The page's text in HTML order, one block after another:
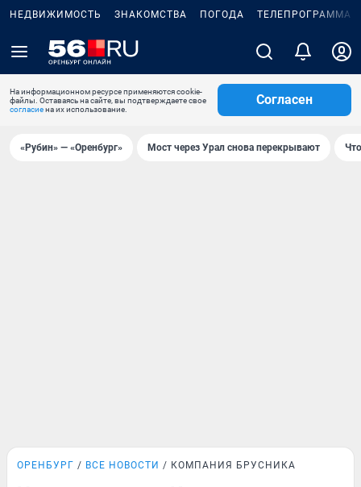
НЕДВИЖИМОСТЬ ЗНАКОМСТВА ПОГОДА ТЕЛЕПРОГРАММА
На информационном ресурсе применяются cookie-
файлы. Оставаясь на сайте, вы подтверждаете свое
согласиена их использование.
Согласен
«Рубин» — «Оренбург» Мост через Урал снова перекрывают
ОРЕНБУРГ ВСЕ НОВОСТИ КОМПАНИЯ БРУСНИКА